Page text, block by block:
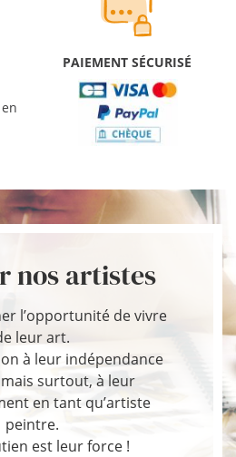
PAIEMENT SÉCURISÉ
nos artistes
l’opportunité de vivre
leur art.
à leur indépendance
surtout, à leur
en tant qu’artiste
peintre.
est leur force !